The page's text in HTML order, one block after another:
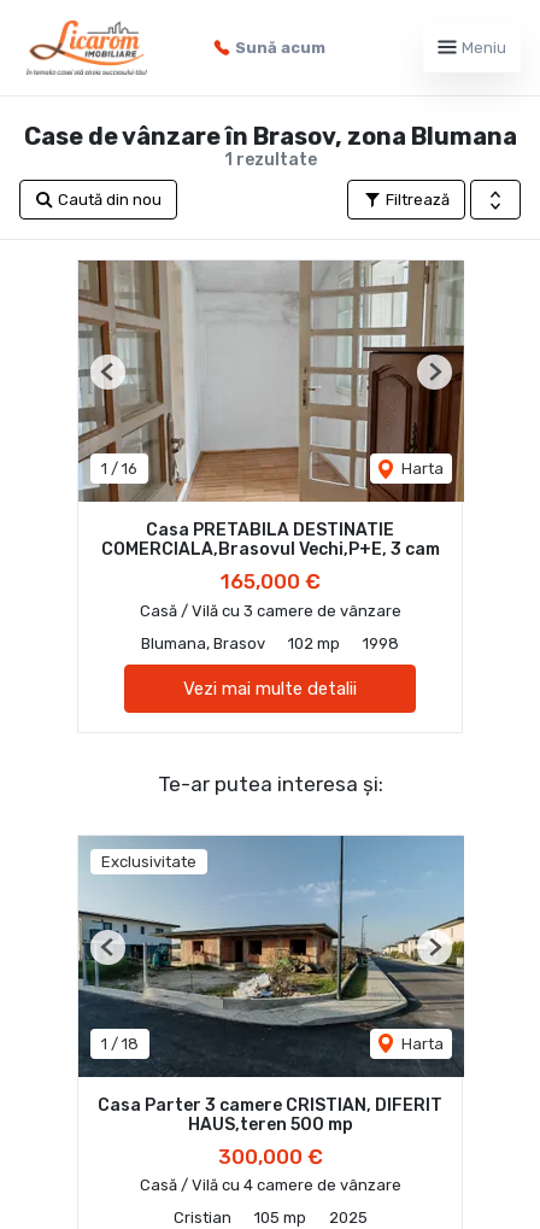
Sună acum Meniu
1 rezultate
Case de vânzare în Brasov, zona Blumana
Filtrează
Caută din nou
1 / 16 Harta
Previous Next
Casa PRETABILA DESTINATIE
COMERCIALA,Brasovul Vechi,P+E, 3 cam
165,000 €
Casă / Vilă cu 3 camere de vânzare
Blumana, Brasov
102 mp 1998
Vezi mai multe detalii
Te-ar putea interesa și:
Exclusivitate
1 / 18 Harta
Previous Next
Casa Parter 3 camere CRISTIAN, DIFERIT
HAUS,teren 500 mp
300,000 €
Casă / Vilă cu 4 camere de vânzare
Cristian
105 mp 2025